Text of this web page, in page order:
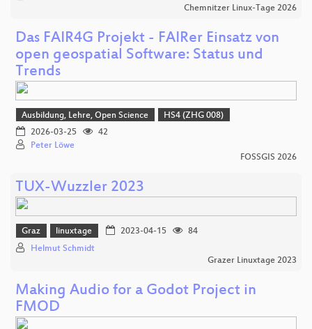
Chemnitzer Linux-Tage 2026
Das FAIR4G Projekt - FAIRer Einsatz von
open geospatial Software: Status und
Trends
Ausbildung, Lehre, Open Science
HS4 (ZHG 008)
2026-03-25
42
Peter Löwe
FOSSGIS 2026
TUX-Wuzzler 2023
Graz linuxtage 2023-04-15
84
Helmut Schmidt
Grazer Linuxtage 2023
Making Audio for a Godot Project in
FMOD